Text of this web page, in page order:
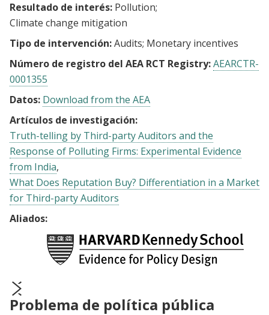
Resultado de interés: Pollution
Climate change mitigation
Tipo de intervención:Audits Monetary incentives
Número de registro del AEA RCT Registry:AEARCTR-
0001355
Datos: Download from the AEA
Artículos de investigación:
Truth-telling by Third-party Auditors and the
Response of Polluting Firms: Experimental Evidence
from India
What Does Reputation Buy? Differentiation in a Market
for Third-party Auditors
Aliados:
prev
next
Problema de política pública